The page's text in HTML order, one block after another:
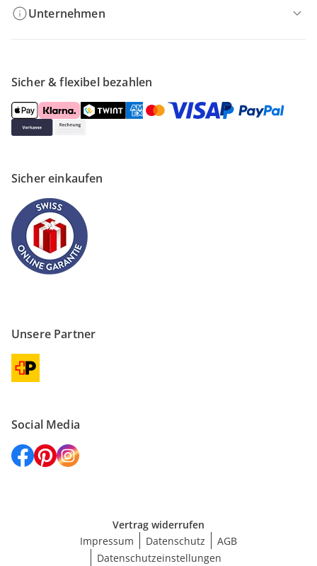
Unternehmen
Sicher & flexibel bezahlen
Sicher einkaufen
Unsere Partner
Social Media
Vertrag widerrufen
Impressum
Datenschutz
AGB
Datenschutzeinstellungen